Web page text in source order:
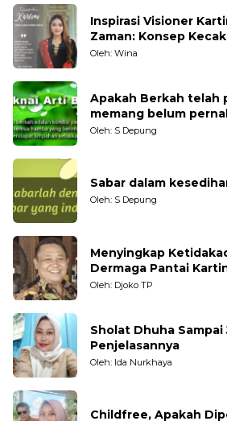
Inspirasi Visioner
Zaman: Konsep Kecakapan Hidup bagi
Generasi Muda
Oleh: Wina
Apakah Berkah telah
memang belum
Oleh: S Depung
Sabar dalam
Oleh: S Depung
Menyingkap
Dermaga Pantai
Nelayan Tradisional
Oleh: Djoko TP
Sholat Dhuha Sampai
Penjelasannya
Oleh: Ida Nurkhaya
Childfree, Apakah